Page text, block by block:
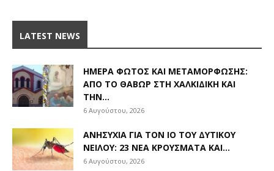
LATEST NEWS
ΗΜΈΡΑ ΦΩΤΌΣ ΚΑΙ ΜΕΤΑΜΌΡΦΩΣΗΣ:
ΑΠΌ ΤΟ ΘΑΒΏΡ ΣΤΗ ΧΑΛΚΙΔΙΚΉ ΚΑΙ
ΤΗΝ...
6 Αυγούστου, 2026
ΑΝΗΣΥΧΊΑ ΓΙΑ ΤΟΝ ΙΌ ΤΟΥ ΔΥΤΙΚΟΎ
ΝΕΊΛΟΥ: 23 ΝΈΑ ΚΡΟΎΣΜΑΤΑ ΚΑΙ...
6 Αυγούστου, 2026